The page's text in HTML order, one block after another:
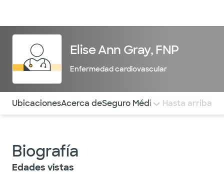
Elise Ann Gray, FNP
Enfermedad cardiovascular
Utilice esta navegación para saltar rápidamente a
UbicacionesAcerca deSeguro Médico COMENTARIOS
Hasta arriba
Biografía
Edades vistas